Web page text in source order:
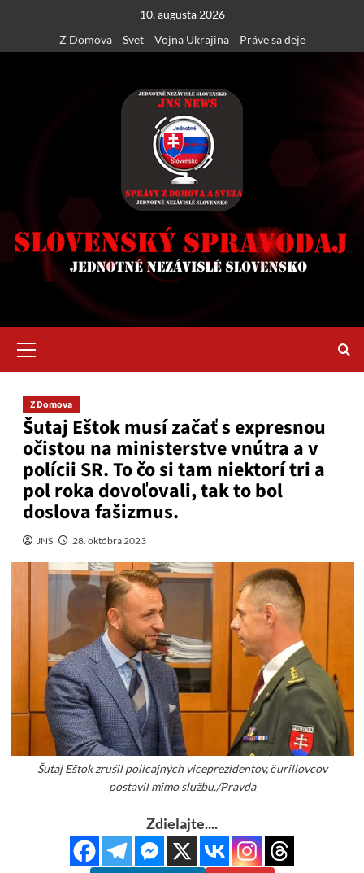
content
10. augusta 2026
Z Domova
Svet Vojna Ukrajina Práve sa deje
Menu
Z Domova
Šutaj Eštok musí začať s expresnou
očistou na ministerstve vnútra a v
polícii SR. To čo si tam niektorí tri a
pol roka dovoľovali, tak to bol
doslova fašizmus.
JNS 28. októbra 2023
Šutaj Eštok zrušil policajných viceprezidentov, čurillovcov
postavil mimo službu./Pravda
Zdielajte....